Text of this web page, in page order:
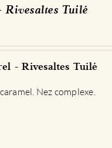
Tuilé
- Rivesaltes Tuilé
Nez complexe.